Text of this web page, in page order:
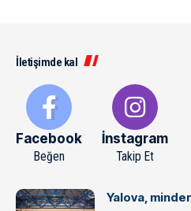
İletişimde kal
Facebook
Beğen
İnstagram
Takip Et
Yalova,